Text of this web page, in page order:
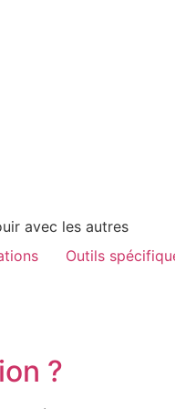
avec les autres
Outils
?